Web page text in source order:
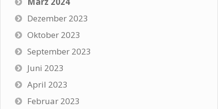
Dezember 2023
Oktober 2023
September 2023
Juni 2023
April 2023
Februar 2023